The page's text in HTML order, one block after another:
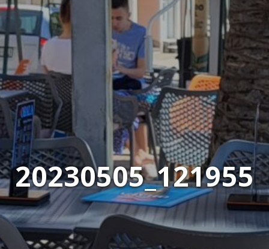
20230505_121955